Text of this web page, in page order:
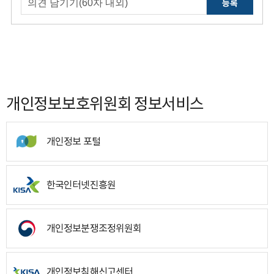
등록
개인정보보호위원회 정보서비스
개인정보 포털
한국인터넷진흥원
개인정보분쟁조정위원회
개인정보침해신고센터